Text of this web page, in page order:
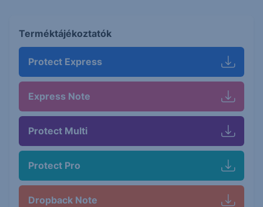
Terméktájékoztatók
Protect Express
Express Note
Protect Multi
Protect Pro
Dropback Note